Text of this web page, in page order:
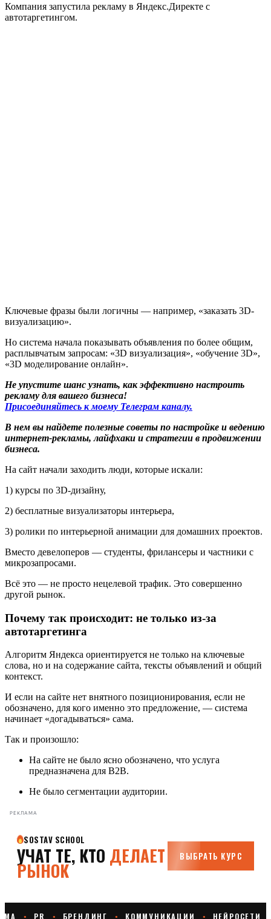
Компания запустила рекламу в Яндекс.Директе с
автотаргетингом.
Ключевые фразы были логичны — например, «заказать 3D-
визуализацию».
Но система начала показывать объявления по более общим,
расплывчатым запросам: «3D визуализация», «обучение 3D»,
«3D моделирование онлайн».
Не упустите шанс узнать, как эффективно настроить
рекламу для вашего бизнеса!
Присоединяйтесь к моему Телеграм каналу.
В нем вы найдете полезные советы по настройке и ведению
интернет-рекламы, лайфхаки и стратегии в продвижении
бизнеса.
На сайт начали заходить люди, которые искали:
1) курсы по 3D-дизайну,
2) бесплатные визуализаторы интерьера,
3) ролики по интерьерной анимации для домашних проектов.
Вместо девелоперов — студенты, фрилансеры и частники с
микрозапросами.
Всё это — не просто нецелевой трафик. Это совершенно
другой рынок.
Почему так происходит: не только из-за
автотаргетинга
Алгоритм Яндекса ориентируется не только на ключевые
слова, но и на содержание сайта, тексты объявлений и общий
контекст.
И если на сайте нет внятного позиционирования, если не
обозначено, для кого именно это предложение, — система
начинает «догадываться» сама.
Так и произошло:
На сайте не было ясно обозначено, что услуга
предназначена для B2B.
Не было сегментации аудитории.
РЕКЛАМА